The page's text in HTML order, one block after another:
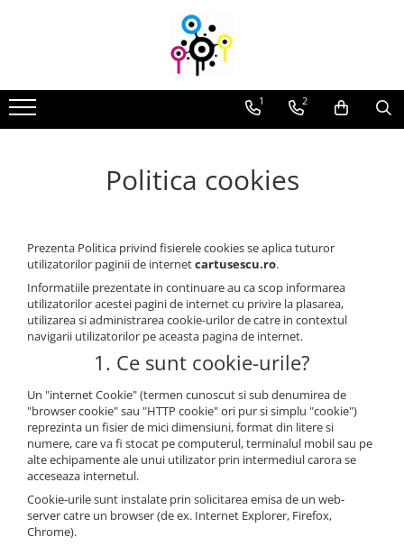
Consumabile compatibile
Cartuşe toner
Cartuşe cerneală
Drum unit-uri
Cartuşe inkjet
Toner refill
Cerneală refill
1 2
Politica cookies
Prezenta Politica privind fisierele cookies se aplica tuturor
utilizatorilor paginii de internetcartusescu.ro.
Informatiile prezentate in continuare au ca scop informarea
utilizatorilor acestei pagini de internet cu privire la plasarea,
utilizarea si administrarea cookie-urilor de catre in contextul
navigarii utilizatorilor pe aceasta pagina de internet.
1. Ce sunt cookie-urile?
Un "internet Cookie" (termen cunoscut si sub denumirea de
"browser cookie" sau "HTTP cookie" ori pur si simplu "cookie")
reprezinta un fisier de mici dimensiuni, format din litere si
numere, care va fi stocat pe computerul, terminalul mobil sau pe
alte echipamente ale unui utilizator prin intermediul carora se
acceseaza internetul.
Cookie-urile sunt instalate prin solicitarea emisa de un web-
server catre un browser (de ex. Internet Explorer, Firefox,
Chrome).